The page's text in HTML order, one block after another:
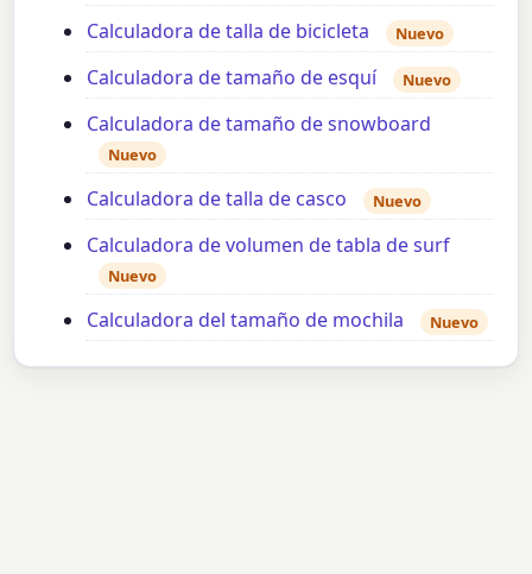
Calculadora de talla de bicicleta Nuevo
Calculadora de tamaño de esquí Nuevo
Calculadora de tamaño de snowboard
Nuevo
Calculadora de talla de casco Nuevo
Calculadora de volumen de tabla de surf
Nuevo
Calculadora del tamaño de mochila Nuevo